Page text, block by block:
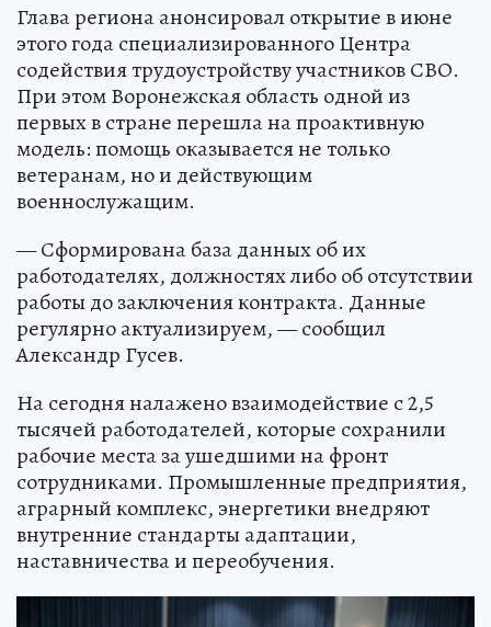
Глава региона анонсировал открытие в июне
этого года специализированного Центра
содействия трудоустройству участников СВО.
При этом Воронежская область одной из
первых в стране перешла на проактивную
модель: помощь оказывается не только
ветеранам, но и действующим
военнослужащим.
— Сформирована база данных об их
работодателях, должностях либо об отсутствии
работы до заключения контракта. Данные
регулярно актуализируем, — сообщил
Александр Гусев.
На сегодня налажено взаимодействие с 2,5
тысячей работодателей, которые сохранили
рабочие места за ушедшими на фронт
сотрудниками. Промышленные предприятия,
аграрный комплекс, энергетики внедряют
внутренние стандарты адаптации,
наставничества и переобучения.